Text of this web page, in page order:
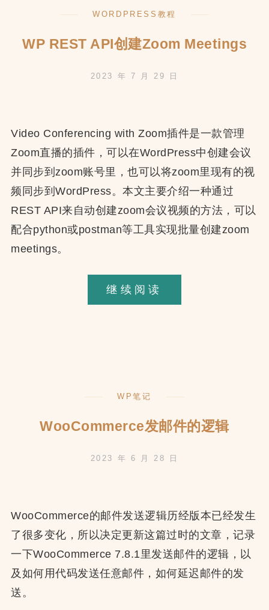
法
WORDPRESS教程
WP REST API创建Zoom Meetings
2023 年 7 月 29 日
Video Conferencing with Zoom插件是一款管理
Zoom直播的插件，可以在WordPress中创建会议
并同步到zoom账号里，也可以将zoom里现有的视
频同步到WordPress。本文主要介绍一种通过
REST API来自动创建zoom会议视频的方法，可以
配合python或postman等工具实现批量创建zoom
meetings。
继续阅读
REST
WP笔记
WooCommerce发邮件的逻辑
2023 年 6 月 28 日
WooCommerce的邮件发送逻辑历经版本已经发生
了很多变化，所以决定更新这篇过时的文章，记录
一下WooCommerce 7.8.1里发送邮件的逻辑，以
及如何用代码发送任意邮件，如何延迟邮件的发
送。